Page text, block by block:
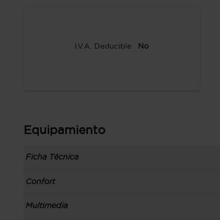
I.V.A. Deducible No
Equipamiento
Ficha Técnica
Información de la versión: número última lista
Carrocería tipo berlina con portón de 3
Confort
Toma/s de 12v en los asientos delanteros
Multimedia